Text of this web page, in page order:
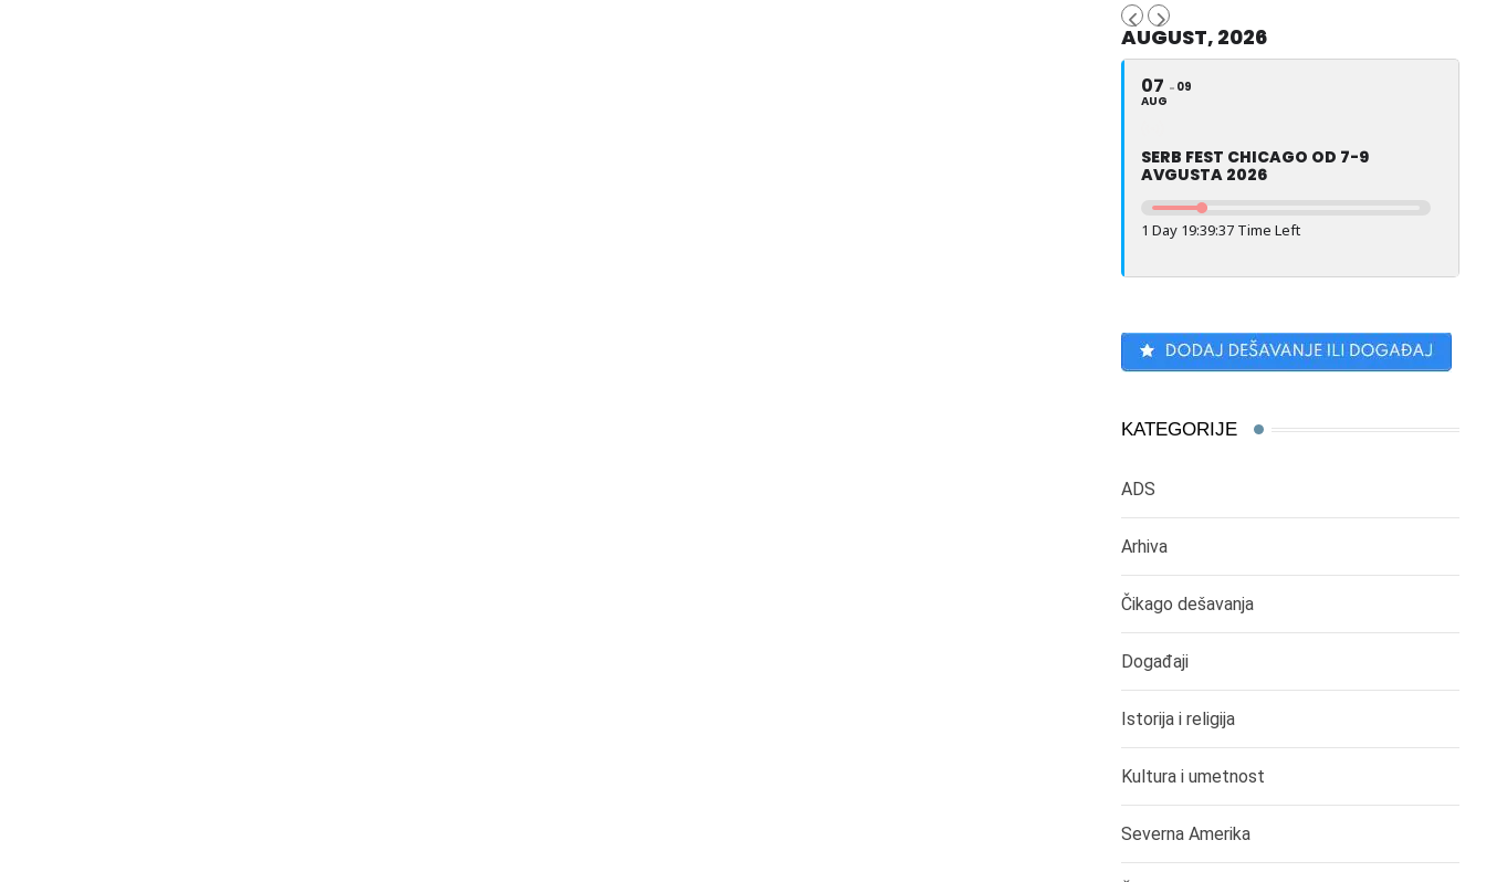
AUGUST, 2026
07
AUG
09
SERB FEST CHICAGO OD 7-9
AVGUSTA 2026
1 Day 19:39:36 Time Left
KATEGORIJE
ADS
Arhiva
Čikago dešavanja
Događaji
Istorija i religija
Kultura i umetnost
Severna Amerika